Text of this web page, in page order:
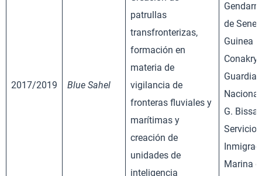
2017/2019 Blue Sahel
patrullas
transfronterizas,
formación en
materia de
vigilancia de
fronteras fluviales y
marítimas y
creación de
unidades de
inteligencia
de
Guinea
Conakry,
Guardia
G.
Servicio
Marina